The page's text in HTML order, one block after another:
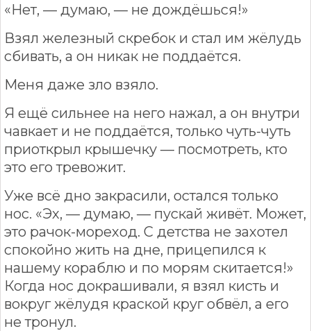
«Нет, — думаю, — не дождёшься!»
Взял железный скребок и стал им жёлудь
сбивать, а он никак не поддаётся.
Меня даже зло взяло.
Я ещё сильнее на него нажал, а он внутри
чавкает и не поддаётся, только чуть-чуть
приоткрыл крышечку — посмотреть, кто
это его тревожит.
Уже всё дно закрасили, остался только
нос. «Эх, — думаю, — пускай живёт. Может,
это рачок-мореход. С детства не захотел
спокойно жить на дне, прицепился к
нашему кораблю и по морям скитается!»
Когда нос докрашивали, я взял кисть и
вокруг жёлудя краской круг обвёл, а его
не тронул.